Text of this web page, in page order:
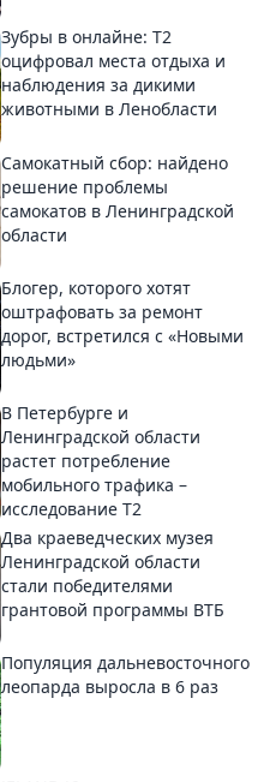
Зубры в онлайне: Т2
оцифровал места отдыха и
наблюдения за дикими
животными в Ленобласти
Самокатный сбор: найдено
решение проблемы
самокатов в Ленинградской
области
Блогер, которого хотят
оштрафовать за ремонт
дорог, встретился с «Новыми
людьми»
В Петербурге и
Ленинградской области
растет потребление
мобильного трафика –
исследование T2
Два краеведческих музея
Ленинградской области
стали победителями
грантовой программы ВТБ
Популяция дальневосточного
леопарда выросла в 6 раз